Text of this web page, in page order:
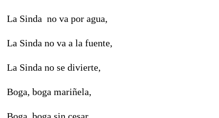
La Sinda no va por agua,
La Sinda no va a la fuente,
La Sinda no se divierte,
Boga, boga mariñela,